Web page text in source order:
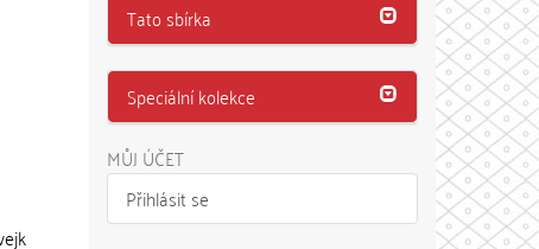
Tato sbírka
Speciální kolekce
MŮJ ÚČET
Přihlásit se